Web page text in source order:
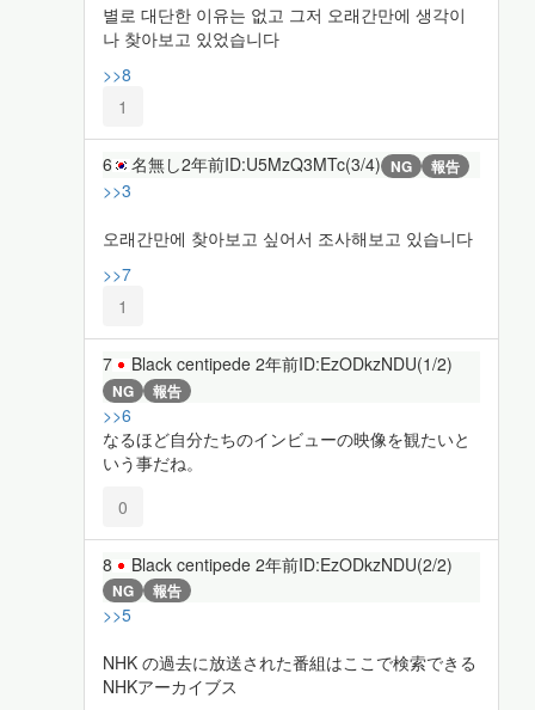
별로 대단한 이유는 없고 그저 오래간만에 생각이
나 찾아보고 있었습니다
>>8
1
6 名無し2年前ID:U5MzQ3MTc(3/4) NG 報告
>>3
오래간만에 찾아보고 싶어서 조사해보고 있습니다
>>7
1
7 Black centipede 2年前ID:EzODkzNDU(1/2)
NG 報告
>>6
なるほど自分たちのインビューの映像を観たいと
いう事だね。
0
8 Black centipede 2年前ID:EzODkzNDU(2/2)
NG 報告
>>5
NHK の過去に放送された番組はここで検索できる
NHKアーカイブス